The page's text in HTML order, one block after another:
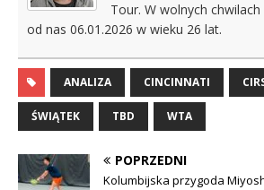
Tour. W wolnych chwilach
od nas 06.01.2026 w wieku 26 lat.
ANALIZA CINCINNATI
ŚWIĄTEK TBD WTA
POPRZEDNI
Kolumbijska przygoda